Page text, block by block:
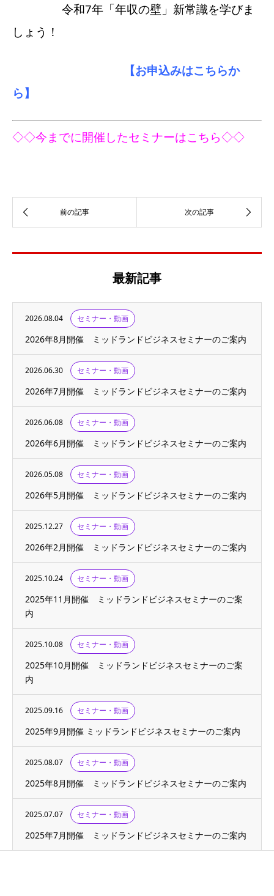
令和7年「年収の壁」新常識を学びま
しょう！
【お申込みはこちらか
ら】
◇◇今までに開催したセミナーはこちら◇◇
最新記事
2026.08.04 セミナー・動画
2026年8月開催 ミッドランドビジネスセミナーのご案内
2026.06.30 セミナー・動画
2026年7月開催 ミッドランドビジネスセミナーのご案内
2026.06.08 セミナー・動画
2026年6月開催 ミッドランドビジネスセミナーのご案内
2026.05.08 セミナー・動画
2026年5月開催 ミッドランドビジネスセミナーのご案内
2025.12.27 セミナー・動画
2026年2月開催 ミッドランドビジネスセミナーのご案内
2025.10.24 セミナー・動画
2025年11月開催 ミッドランドビジネスセミナーのご案
内
2025.10.08 セミナー・動画
2025年10月開催 ミッドランドビジネスセミナーのご案
内
2025.09.16 セミナー・動画
2025年9月開催 ミッドランドビジネスセミナーのご案内
2025.08.07 セミナー・動画
2025年8月開催 ミッドランドビジネスセミナーのご案内
2025.07.07 セミナー・動画
2025年7月開催 ミッドランドビジネスセミナーのご案内